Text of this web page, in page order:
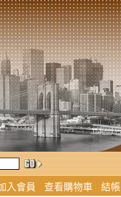
入會員 查看購物車 結帳